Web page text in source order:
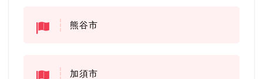
熊谷市
加須市